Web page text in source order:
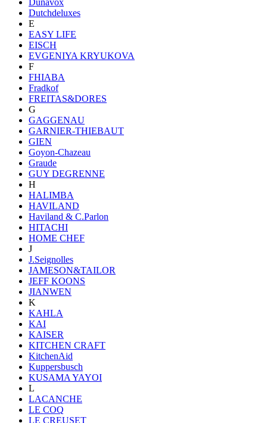
Dutchdeluxes
E
EASY LIFE
EISCH
EVGENIYA KRYUKOVA
F
FHIABA
Fradkof
FREITAS&DORES
G
GAGGENAU
GARNIER-THIEBAUT
GIEN
Goyon-Chazeau
Graude
GUY DEGRENNE
H
HALIMBA
HAVILAND
Haviland & C.Parlon
HITACHI
HOME CHEF
J
J.Seignolles
JAMESON&TAILOR
JEFF KOONS
JIANWEN
K
KAHLA
KAI
KAISER
KITCHEN CRAFT
KitchenAid
Kuppersbusch
KUSAMA YAYOI
L
LACANCHE
LE COQ
LE CREUSET